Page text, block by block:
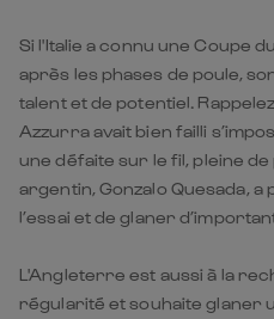
Si l'Italie a connu une Coupe
après les phases de poule,
talent et de potentiel.
Azzurra avait bien failli
une défaite sur le fil, pleine
argentin, Gonzalo Quesada,
l’essai et de glaner
L'Angleterre est aussi à la
régularité et souhaite glaner